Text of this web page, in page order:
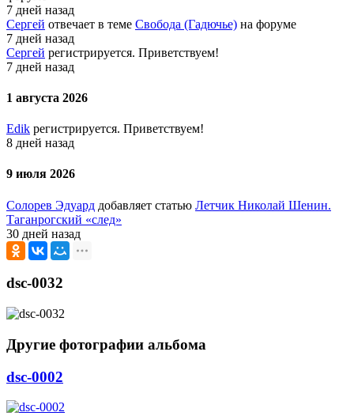
7 дней назад
Сергей отвечает в теме Свобода (Гадючье) на форуме
7 дней назад
Сергей регистрируется. Приветствуем!
7 дней назад
1 августа 2026
Edik регистрируется. Приветствуем!
8 дней назад
9 июля 2026
Солорев Эдуард добавляет статью Летчик Николай Шенин.
Таганрогский «след»
30 дней назад
dsc-0032
Другие фотографии альбома
dsc-0002